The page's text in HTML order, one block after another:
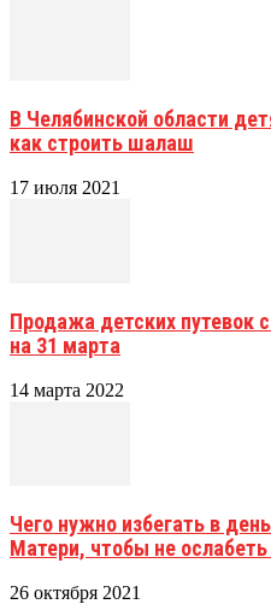
В Челябинской области
как строить шалаш
17 июля 2021
Продажа детских путевок
на 31 марта
14 марта 2022
Чего нужно избегать в
Матери, чтобы не
26 октября 2021